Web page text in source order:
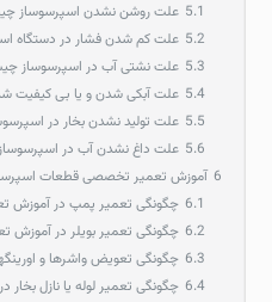
5.1 علت روشن نشدن اسپرسوساز
5.2 علت کم شدن فشار در دستگاه
5.3 علت نشتی آب در اسپرسوساز
5.4 علت آبکی شدن و یا بی کیفیت
5.5 علت تولید نشدن بخار در
5.6 علت داغ نشدن آب در
6 آموزش تعمیر تخصصی قطعات
6.1 چگونگی تعمیر پمپ در آموزش
6.2 چگونگی تعمیر بویلر در آموزش
6.3 چگونگی تعویض واشرها و
6.4 چگونگی تعمیر لوله یا نازل